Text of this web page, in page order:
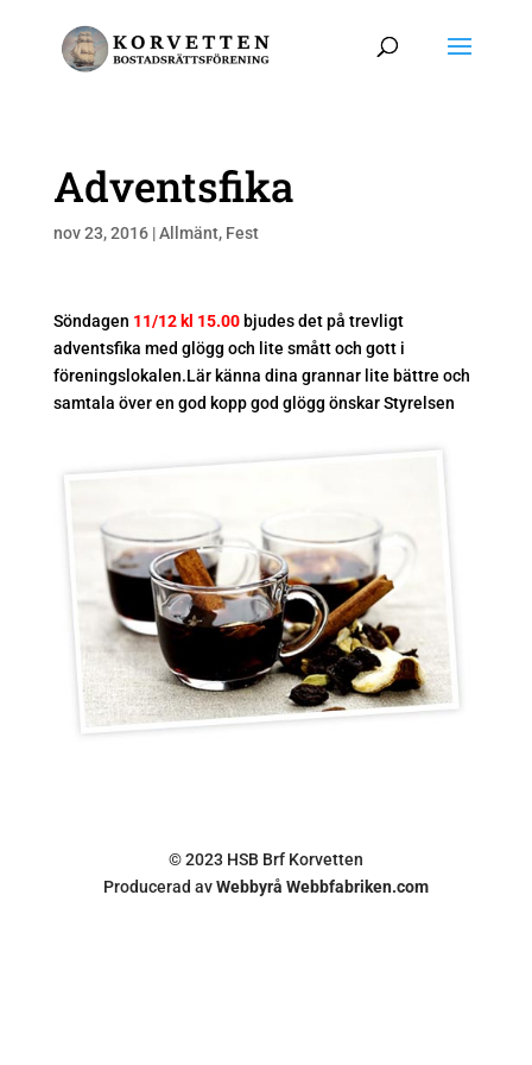
Adventsfika
nov 23, 2016|Allmänt, Fest
Söndagen 11/12 kl 15.00 bjudes det på trevligt
adventsfika med glögg och lite smått och gott i
föreningslokalen.Lär känna dina grannar lite bättre och
samtala över en god kopp god glögg önskar Styrelsen
© 2023 HSB Brf Korvetten
Producerad avWebbyrå Webbfabriken.com